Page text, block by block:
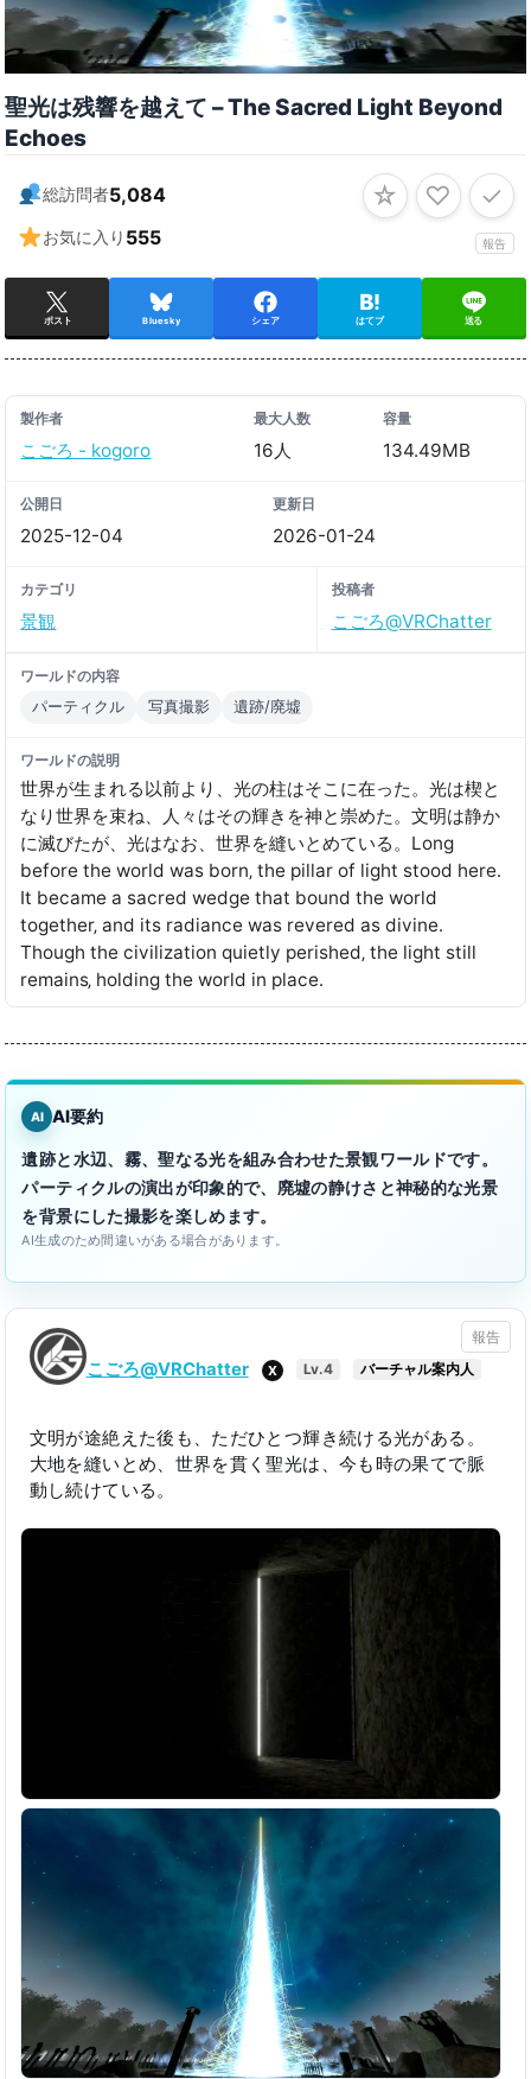
聖光は残響を越えて – The Sacred Light Beyond
Echoes
総訪問者5,084
お気に入り 555 報告
☆ ♡ ✓
ポスト Bluesky シェア はてブ 送る
製作者
こごろ - kogoro
最大人数
16人
容量
134.49MB
公開日
2025-12-04
更新日
2026-01-24
カテゴリ
景観
投稿者
こごろ@VRChatter
ワールドの内容
パーティクル 写真撮影 遺跡/廃墟
ワールドの説明
世界が生まれる以前より、光の柱はそこに在った。光は楔と
なり世界を束ね、人々はその輝きを神と崇めた。文明は静か
に滅びたが、光はなお、世界を縫いとめている。Long
before the world was born‚ the pillar of light stood here․
It became a sacred wedge that bound the world
together‚ and its radiance was revered as divine․
Though the civilization quietly perished‚ the light still
remains‚ holding the world in place․
AI AI要約
遺跡と水辺、霧、聖なる光を組み合わせた景観ワールドです。
パーティクルの演出が印象的で、廃墟の静けさと神秘的な光景
を背景にした撮影を楽しめます。
AI生成のため間違いがある場合があります。
報告
こごろ@VRChatter X Lv.4 バーチャル案内人
文明が途絶えた後も、ただひとつ輝き続ける光がある。
大地を縫いとめ、世界を貫く聖光は、今も時の果てで脈
動し続けている。